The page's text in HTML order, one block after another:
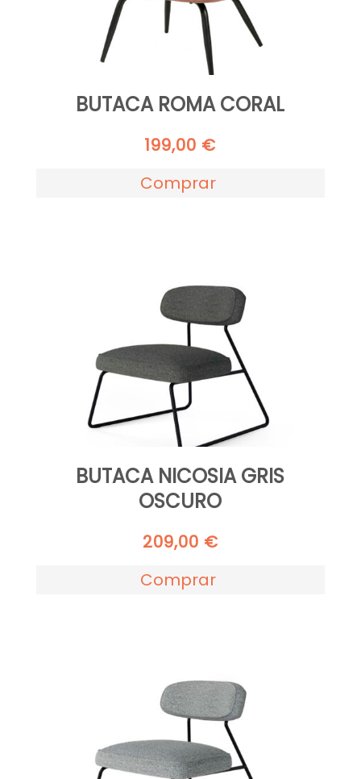
BUTACA ROMA CORAL
199,00 €
Comprar
BUTACA NICOSIA GRIS
OSCURO
209,00 €
Comprar